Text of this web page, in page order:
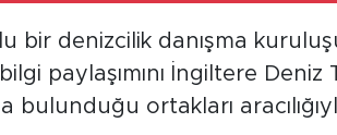
bir denizcilik danışma
paylaşımını İngiltere
bulunduğu ortakları